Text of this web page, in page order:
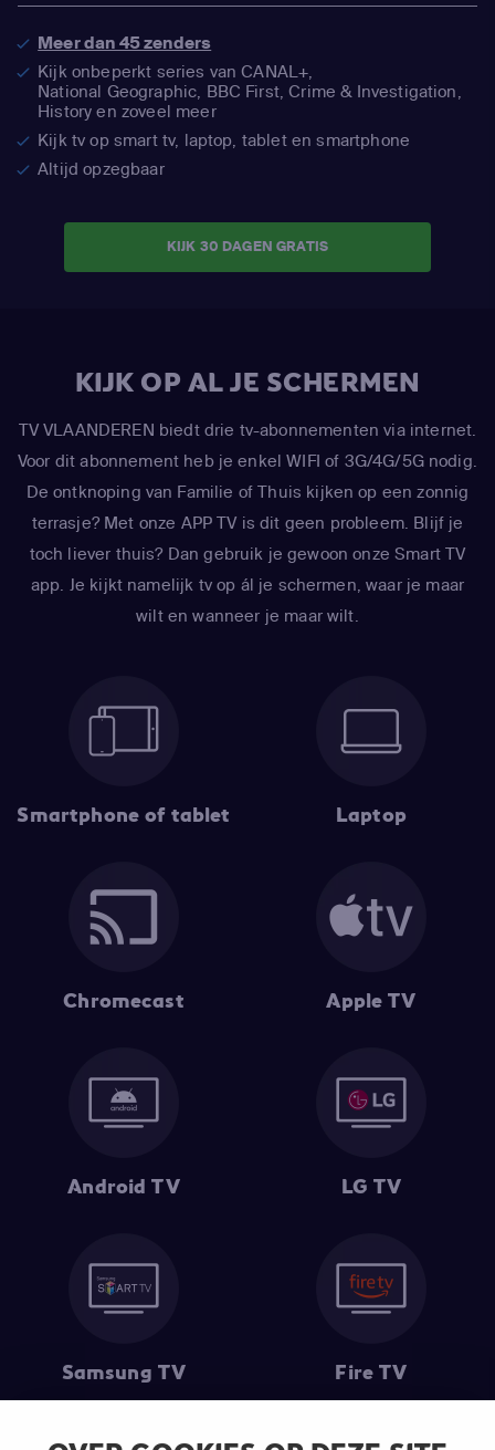
Meer dan 45 zenders
Kijk onbeperkt series van CANAL+,
National Geographic, BBC First, Crime & Investigation,
History en zoveel meer
Kijk tv op smart tv, laptop, tablet en smartphone
Altijd opzegbaar
KIJK 30 DAGEN GRATIS
KIJK OP AL JE SCHERMEN
TV VLAANDEREN biedt drie tv-abonnementen via internet.
Voor dit abonnement heb je enkel WIFI of 3G/4G/5G nodig.
De ontknoping van Familie of Thuis kijken op een zonnig
terrasje? Met onze APP TV is dit geen probleem. Blijf je
toch liever thuis? Dan gebruik je gewoon onze Smart TV
app. Je kijkt namelijk tv op ál je schermen, waar je maar
wilt en wanneer je maar wilt.
Smartphone of tablet Laptop
Chromecast Apple TV
Android TV LG TV
Samsung TV Fire TV